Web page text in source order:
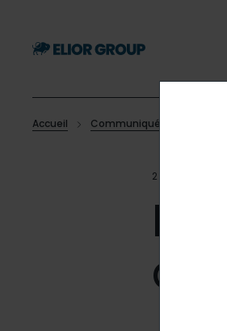
principal
Accueil Communiqués de presse
27 JAN 17